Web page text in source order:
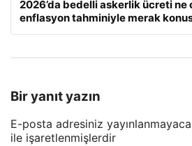
2026’da bedelli askerlik ücreti ne
enflasyon tahminiyle merak
Bir yanıt yazın
E-posta adresiniz
ile işaretlenmişlerdir